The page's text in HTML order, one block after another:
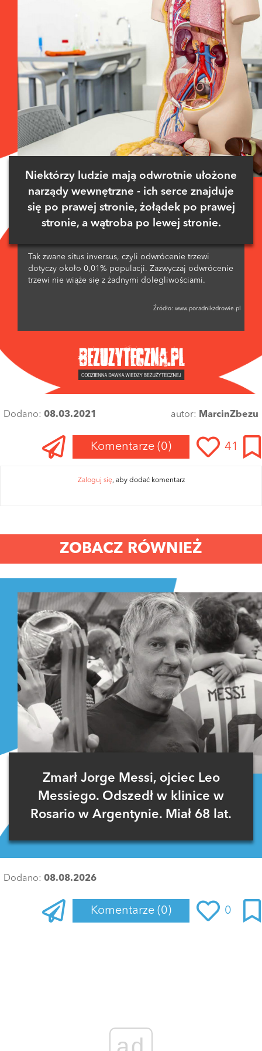
Niektórzy ludzie mają odwrotnie ułożone
narządy wewnętrzne - ich serce znajduje
się po prawej stronie, żołądek po prawej
stronie, a wątroba po lewej stronie.
Tak zwane situs inversus, czyli odwrócenie trzewi
dotyczy około 0,01% populacji. Zazwyczaj odwrócenie
trzewi nie wiąże się z żadnymi dolegliwościami.
Źródło: www.poradnikzdrowie.pl
Dodano: 08.03.2021 autor: MarcinZbezu
Komentarze (0) 41
Zaloguj się, aby dodać komentarz
ZOBACZ RÓWNIEŻ
Zmarł Jorge Messi, ojciec Leo
Messiego. Odszedł w klinice w
Rosario w Argentynie. Miał 68 lat.
Dodano: 08.08.2026
Komentarze (0) 0